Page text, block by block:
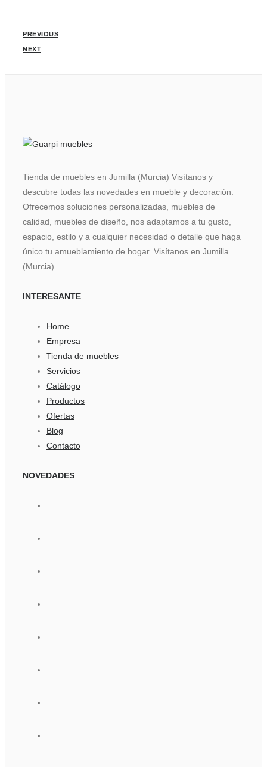
PREVIOUS
NEXT
Tienda de muebles en Jumilla (Murcia) Visítanos y
descubre todas las novedades en mueble y decoración.
Ofrecemos soluciones personalizadas, muebles de
calidad, muebles de diseño, nos adaptamos a tu gusto,
espacio, estilo y a cualquier necesidad o detalle que haga
único tu amueblamiento de hogar. Visítanos en Jumilla
(Murcia).
INTERESANTE
Home
Empresa
Tienda de muebles
Servicios
Catálogo
Productos
Ofertas
Blog
Contacto
NOVEDADES